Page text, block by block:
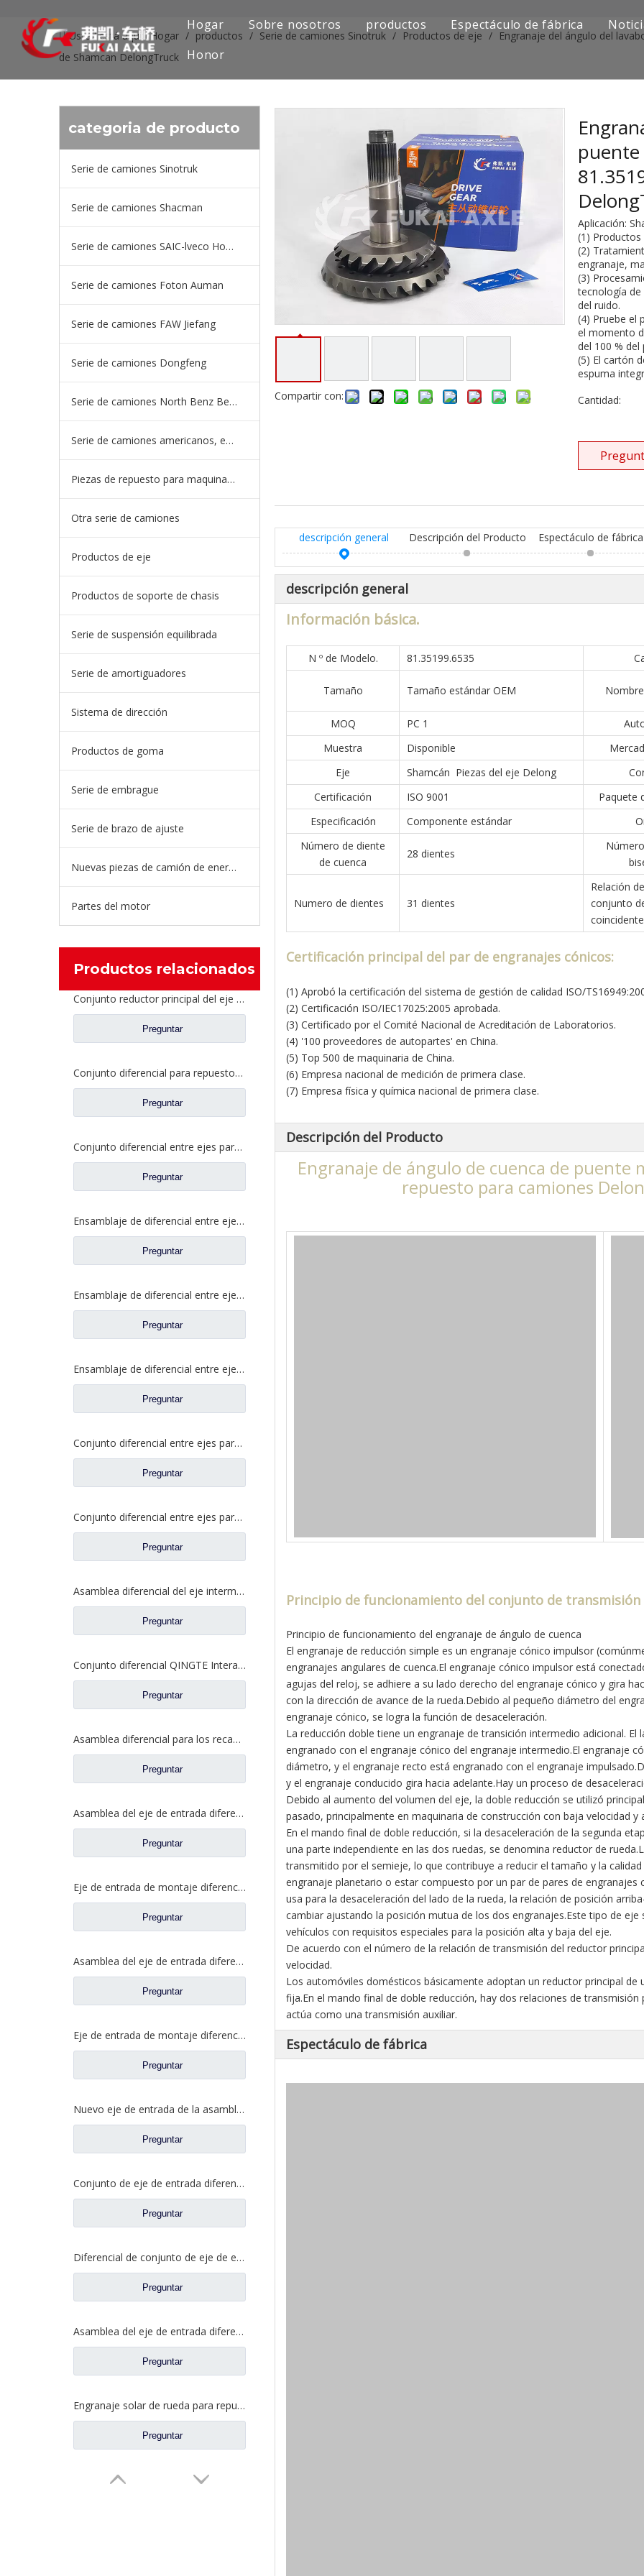
Hogar Sobre nosotros productos
Serie de camiones SAIC-lveco Hongyan
Serie de camiones Foton Auman
Serie de camiones FAW Jiefang
Serie de camiones Dongfeng
Serie de camiones europea y japonesa
Piezas de repuesto para maquinaria de
Espectáculo de fábrica
Honor
Usted está aquí: Hogar / productos / Serie de camiones Sinotruk / Productos de eje / Engranaje del ángulo del
de Shamcan DelongTruck
categoria de producto
Serie de camiones Sinotruk
Serie de camiones Shacman
Serie de camiones SAIC-lveco Hongyan
Serie de camiones Foton Auman
Serie de camiones FAW Jiefang
Serie de camiones Dongfeng
Serie de camiones North Benz Beiben
Serie de camiones americanos, europeos y japoneses
Piezas de repuesto para maquinaria de ingeniería de camiones mineros
Otra serie de camiones
Productos de eje
Productos de soporte de chasis
Serie de suspensión equilibrada
Serie de amortiguadores
Sistema de dirección
Productos de goma
Serie de embrague
Serie de brazo de ajuste
Nuevas piezas de camión de energía
Partes del motor
Productos relacionados
Conjunto reductor principal del eje intermedio para piezas de camión Shacman Delong
Preguntar
Conjunto diferencial para repuestos de camiones Dongfeng 2510ZHS01-410
Preguntar
Conjunto diferencial entre ejes para Faw Jiefang A6E Truck Spare Prats 2507057-A6E/A
Preguntar
Ensamblaje de diferencial entre ejes para Faw Jiefang Truck Spare Prats 2507057-A4C
Preguntar
Ensamblaje de diferencial entre ejes para camiones Faw Jiefang Prats de repuesto W2502107D04A
Preguntar
Ensamblaje de diferencial entre ejes para Faw Jiefang Truck Spare Prats 2507055-K5H
Preguntar
Conjunto diferencial entre ejes para Faw Jiefang A0E Truck Spare Prats 2507055-K5H
Preguntar
Conjunto diferencial entre ejes para Faw Jiefang A0E Truck Spare Prats 2507057-A6T
Preguntar
Asamblea diferencial del eje intermedio para los prats de repuesto del camión de Dongfeng 460 2502ZAS01-415-ZC
Preguntar
Conjunto diferencial QINGTE Interaxle para QT435SH0-2510050 de repuesto para camiones Faw Jiefang A0E
Preguntar
Asamblea diferencial para los recambios autos DZ9114320706 del camión de Shacman Aolong
Preguntar
Asamblea del eje de entrada diferenciada para los recambios autos 81.35606.0008 del camión de Shacman Delong
Preguntar
Eje de entrada de montaje diferencial para piezas de repuesto de camión de eje Saic Hongyan Genlyon H6A WS2510C201/3 2510-0110
Preguntar
Asamblea del eje de entrada diferenciada para los recambios autos 81.35100.6599 del camión de Shacman Delong
Preguntar
Eje de entrada de montaje diferencial para Saic Hongyan New KingKan H8B Axle Truck Repuestos 42119549 5801606629
Preguntar
Nuevo eje de entrada de la asamblea diferencial para los recambios 42119549 5801606629 del camión del eje de Saic Hongyan H8B
Preguntar
Conjunto de eje de entrada diferencial para Shacman Delong Truck Auto Repuestos Shacman Delong HD469-2510011
Preguntar
Diferencial de conjunto de eje de entrada para piezas de repuesto de camión de eje de alta torsión Saic Hongyan 2510-0110-5801271495
Preguntar
Asamblea del eje de entrada diferenciada para los recambios autos 81.35100.6593 del camión de Shacman Delong
Preguntar
Engranaje solar de rueda para repuestos de camiones Ford BN0407B0-3
Preguntar
Compartir con:
puente
Aplicación:
(1)
(2)
engranaje,
(3)
tecnología
del ruido.
(4) Pruebe el
el momento
del 100 % del
(5) El cartón
espuma
Cantidad:
descripción general Descripción del Producto Espectáculo de fábrica
descripción general
Información básica.
N º de Modelo. 81.35199.6535
Tamaño Tamaño estándar OEM
MOQ
PC 1
Muestra
Disponible
Eje
Shamcán Piezas del eje Delong
Certificación
ISO 9001 Paquete
Especificación
Componente estándar
Número de diente
de cuenca
28 dientes
Numero de dientes 31 dientes
Relación
conjunto
coincidente
Certificación principal del par de engranajes cónicos:
(1) Aprobó la certificación del sistema de gestión de calidad ISO/
(2) Certificación ISO/IEC17025:2005 aprobada.
(3) Certificado por el Comité Nacional de Acreditación de Laboratorios.
(4) '100 proveedores de autopartes' en China.
(5) Top 500 de maquinaria de China.
(6) Empresa nacional de medición de primera clase.
(7) Empresa física y química nacional de primera clase.
Descripción del Producto
Engranaje de ángulo de cuenca de puente
repuesto para camiones
Principio de funcionamiento del conjunto de transmisión
Principio de funcionamiento del engranaje de ángulo de cuenca
El engranaje de reducción simple es un engranaje cónico impulsor
engranajes angulares de cuenca.El engranaje cónico impulsor está
agujas del reloj, se adhiere a su lado derecho del engranaje cónico y gira
con la dirección de avance de la rueda.Debido al pequeño diámetro del
engranaje cónico, se logra la función de desaceleración.
La reducción doble tiene un engranaje de transición intermedio adicional.
engranado con el engranaje cónico del engranaje intermedio.El engranaje
diámetro, y el engranaje recto está engranado con el engranaje
y el engranaje conducido gira hacia adelante.Hay un proceso de
Debido al aumento del volumen del eje, la doble reducción se utilizó
pasado, principalmente en maquinaria de construcción con baja velocidad y
En el mando final de doble reducción, si la desaceleración de la segunda
una parte independiente en las dos ruedas, se denomina reductor de
transmitido por el semieje, lo que contribuye a reducir el tamaño y la
engranaje planetario o estar compuesto por un par de pares de engranajes
usa para la desaceleración del lado de la rueda, la relación de posición
cambiar ajustando la posición mutua de los dos engranajes.Este tipo de
vehículos con requisitos especiales para la posición alta y baja del eje.
De acuerdo con el número de la relación de transmisión del reductor
velocidad.
Los automóviles domésticos básicamente adoptan un reductor principal de
fija.En el mando final de doble reducción, hay dos relaciones de
actúa como una transmisión auxiliar.
Espectáculo de fábrica